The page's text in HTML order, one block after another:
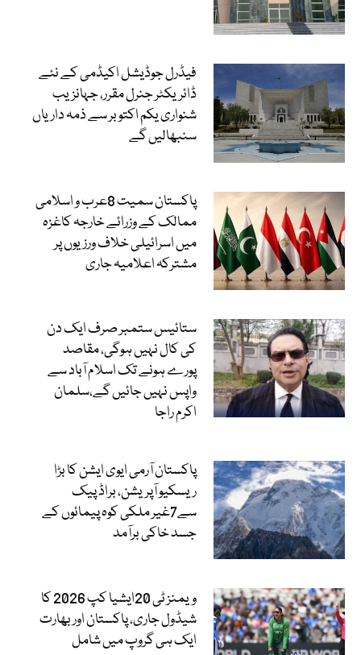
فیڈرل جوڈیشل اکیڈمی کے نئے
ڈائریکٹر جنرل مقرر، جہانزیب
شنواری یکم اکتوبر سے ذمہ داریاں
سنبھالیں گے
پاکستان سمیت 8عرب و اسلامی
ممالک کے وزرائے خارجہ کاغزہ
میں اسرائیلی خلاف ورزیوں پر
مشترکہ اعلامیہ جاری
ستائیس ستمبر صرف ایک دن
کی کال نہیں ہوگی، مقاصد
پورے ہونے تک اسلام آباد سے
واپس نہیں جائیں گے،سلمان
اکرم راجا
پاکستان آرمی ایوی ایشن کا بڑا
ریسکیو آپریشن، براڈ پیک
سے7غیر ملکی کوہ پیمائوں کے
جسد خاکی برآمد
ویمنز ٹی 20ایشیا کپ 2026 کا
شیڈول جاری، پاکستان اور بھارت
ایک ہی گروپ میں شامل